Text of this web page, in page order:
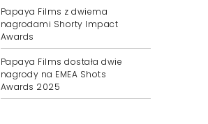
Papaya Films z dwiema
nagrodami Shorty Impact
Awards
Papaya Films dostała dwie
nagrody na EMEA Shots
Awards 2025